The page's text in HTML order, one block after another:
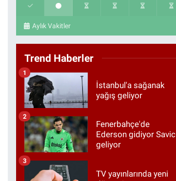
Aylık Vakitler
Trend Haberler
İstanbul'a sağanak
yağış geliyor
1
Fenerbahçe'de
Ederson gidiyor Savic
geliyor
2
TV yayınlarında yeni
3